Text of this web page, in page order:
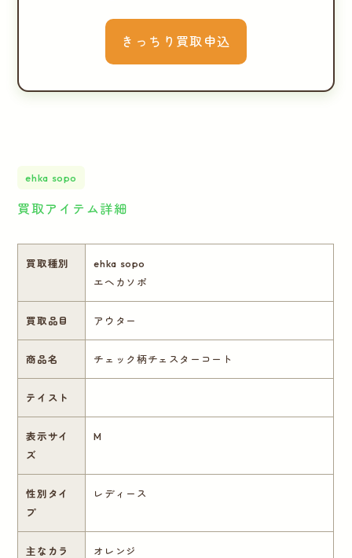
きっちり買取申込
ehka sopo
買取アイテム詳細
買取種別
ehka sopo
エヘカソポ
買取品目 アウター
商品名 チェック柄チェスターコート
テイスト
表示サイ
ズ
M
性別タイ
プ
レディース
主なカラ
オレンジ